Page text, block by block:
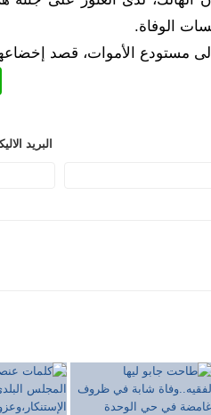
الوفاة.
مستودع الأموات، قصد
: *البريد